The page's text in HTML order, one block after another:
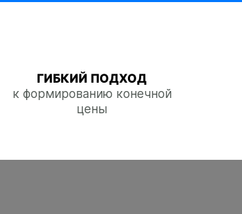
ГИБКИЙ ПОДХОД
к формированию конечной
цены